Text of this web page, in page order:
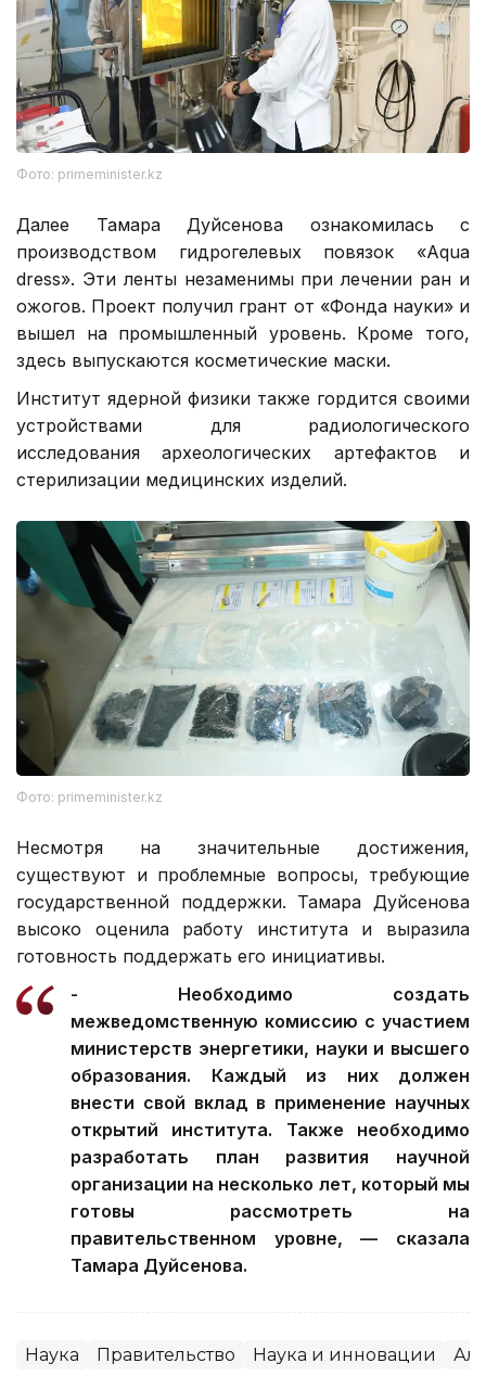
Фото: primeminister.kz
Далее Тамара Дуйсенова ознакомилась с
производством гидрогелевых повязок «Aqua
dress». Эти ленты незаменимы при лечении ран и
ожогов. Проект получил грант от «Фонда науки» и
вышел на промышленный уровень. Кроме того,
здесь выпускаются косметические маски.
Институт ядерной физики также гордится своими
устройствами для радиологического
исследования археологических артефактов и
стерилизации медицинских изделий.
Фото: primeminister.kz
Несмотря на значительные достижения,
существуют и проблемные вопросы, требующие
государственной поддержки. Тамара Дуйсенова
высоко оценила работу института и выразила
готовность поддержать его инициативы.
- Необходимо создать
межведомственную комиссию с участием
министерств энергетики, науки и высшего
образования. Каждый из них должен
внести свой вклад в применение научных
открытий института. Также необходимо
разработать план развития научной
организации на несколько лет, который мы
готовы рассмотреть на
правительственном уровне, — сказала
Тамара Дуйсенова.
Наука Правительство Наука и инновации